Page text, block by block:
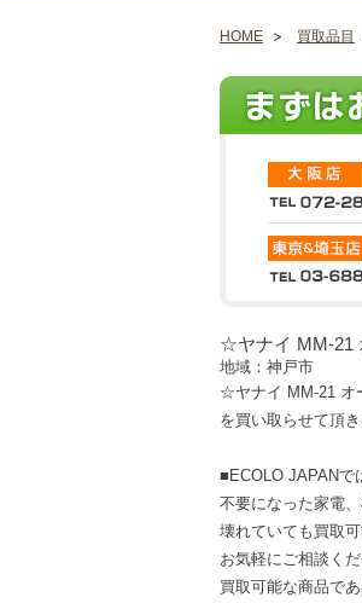
HOME 買取品目
☆ヤナイ MM-21
地域：神戸市
☆ヤナイ MM-21 オ
を買い取らせて頂き
■ECOLO JAPANで
不要になった家電
壊れていても買取
お気軽にご相談くだ
買取可能な商品であ